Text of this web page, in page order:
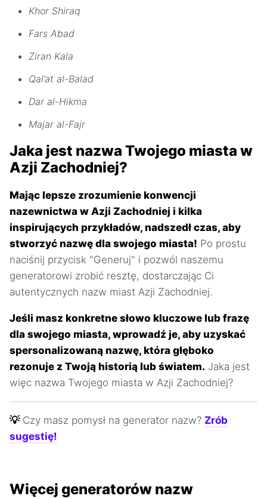
Khor Shiraq
Fars Abad
Ziran Kala
Qal’at al-Balad
Dar al-Hikma
Majar al-Fajr
Jaka jest nazwa Twojego miasta w
Azji Zachodniej?
Mając lepsze zrozumienie konwencji
nazewnictwa w Azji Zachodniej i kilka
inspirujących przykładów, nadszedł czas, aby
stworzyć nazwę dla swojego miasta! Po prostu
naciśnij przycisk "Generuj" i pozwól naszemu
generatorowi zrobić resztę, dostarczając Ci
autentycznych nazw miast Azji Zachodniej.
Jeśli masz konkretne słowo kluczowe lub frazę
dla swojego miasta, wprowadź je, aby uzyskać
spersonalizowaną nazwę, która głęboko
rezonuje z Twoją historią lub światem. Jaka jest
więc nazwa Twojego miasta w Azji Zachodniej?
💡 Czy masz pomysł na generator nazw? Zrób
sugestię!
Więcej generatorów nazw